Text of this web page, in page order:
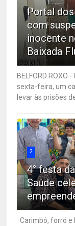
Portal
com
inocente
Baixada
BELFORD ROXO
sexta-feira, um
levar às prisões
2
4° festa
Saúde
Carimbó, forró e